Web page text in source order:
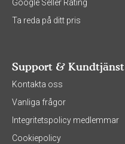
Google Seller Rating
Ta reda på ditt pris
Support & Kundtjänst
Kontakta oss
Vanliga frågor
Integritetspolicy medlemmar
Cookiepolicy